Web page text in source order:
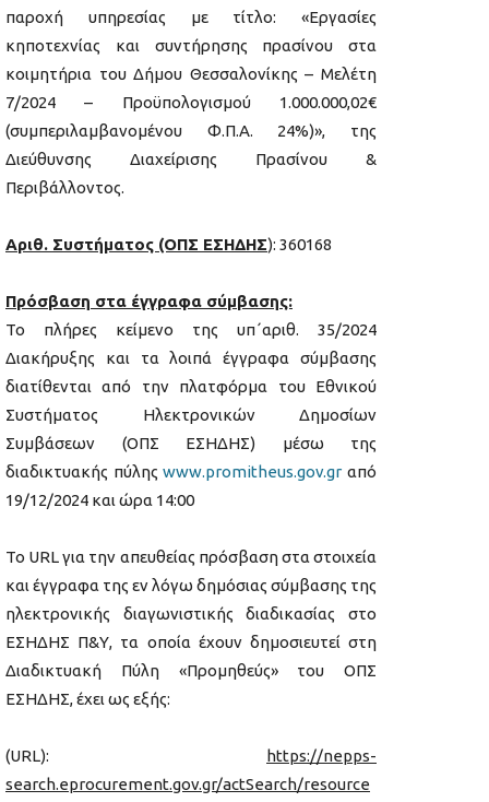
παροχή υπηρεσίας με τίτλο: «Εργασίες
κηποτεχνίας και συντήρησης πρασίνου στα
κοιμητήρια του Δήμου Θεσσαλονίκης – Μελέτη
7/2024 – Προϋπολογισμού 1.000.000,02€
(συμπεριλαμβανομένου Φ.Π.Α. 24%)», της
Διεύθυνσης Διαχείρισης Πρασίνου &
Περιβάλλοντος.
Αριθ. Συστήματος (ΟΠΣ ΕΣΗΔΗΣ): 360168
Πρόσβαση στα έγγραφα σύμβασης:
Το πλήρες κείμενο της υπ΄αριθ. 35/2024
Διακήρυξης και τα λοιπά έγγραφα σύμβασης
διατίθενται από την πλατφόρμα του Εθνικού
Συστήματος Ηλεκτρονικών Δημοσίων
Συμβάσεων (ΟΠΣ ΕΣΗΔΗΣ) μέσω της
διαδικτυακής πύληςwww.promitheus.gov.gr από
19/12/2024 και ώρα 14:00
Το URL για την απευθείας πρόσβαση στα στοιχεία
και έγγραφα της εν λόγω δημόσιας σύμβασης της
ηλεκτρονικής διαγωνιστικής διαδικασίας στο
ΕΣΗΔΗΣ Π&Υ, τα οποία έχουν δημοσιευτεί στη
Διαδικτυακή Πύλη «Προμηθεύς» του ΟΠΣ
ΕΣΗΔΗΣ, έχει ως εξής:
(URL): https://nepps-
search.eprocurement.gov.gr/actSearch/resource